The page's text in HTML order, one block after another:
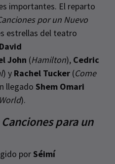
importantes. El reparto
por un Nuevo
estrellas del teatro
David
John (Hamilton), Cedric
) y Rachel Tucker (Come
llegado Shem Omari
).
para un
por Séimí